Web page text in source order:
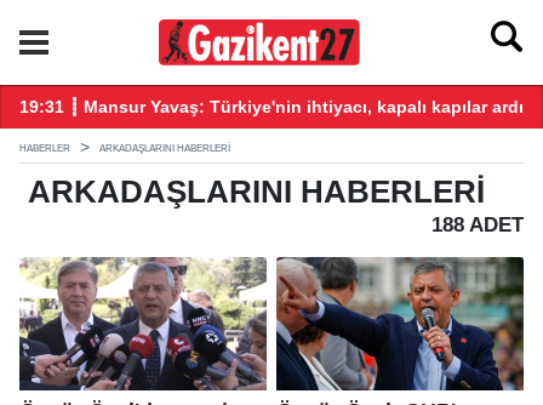
katkı vereceğiz!
19:31 ┋ Mansur Yavaş: Türkiye'nin ihtiyacı, kapalı kapılar
HABERLER ARKADAŞLARINI HABERLERI
ARKADAŞLARINI HABERLERI
188 ADET